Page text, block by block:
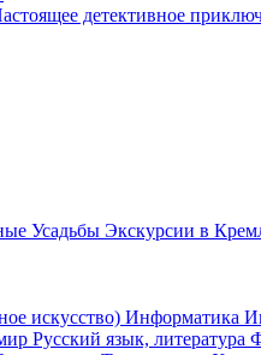
детективное
Усадьбы Экскурсии в
искусство) Информатика
Русский язык, литература